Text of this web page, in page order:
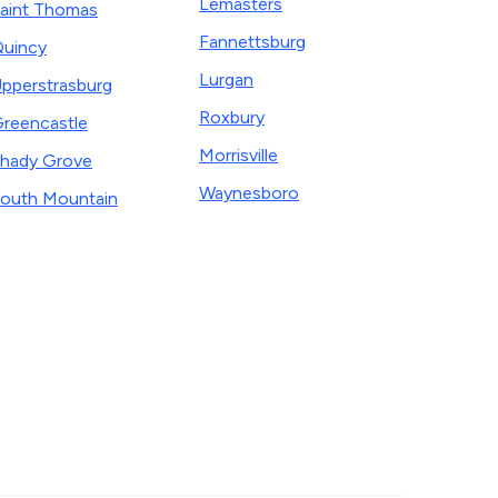
Thomas
Grove
Mountain
Fannettsburg
Lurgan
Roxbury
Morrisville
Waynesboro